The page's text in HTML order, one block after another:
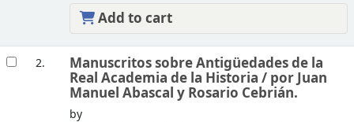
Add to cart
2. Manuscritos sobre Antigüedades de la
Real Academia de la Historia / por Juan
Manuel Abascal y Rosario Cebrián.
by